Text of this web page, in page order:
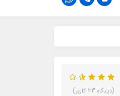
(دیدگاه 33 کاربر)